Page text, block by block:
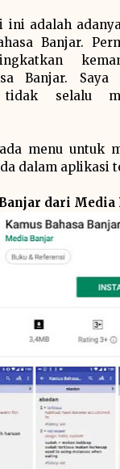
ini adalah
Banjar.
Banjar. Saya
selalu
menu untuk
dalam aplikasi
dari Media